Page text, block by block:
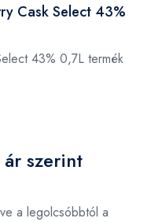
Cask Select 43%
43% 0,7L termék
ár szerint
a legolcsóbbtól a